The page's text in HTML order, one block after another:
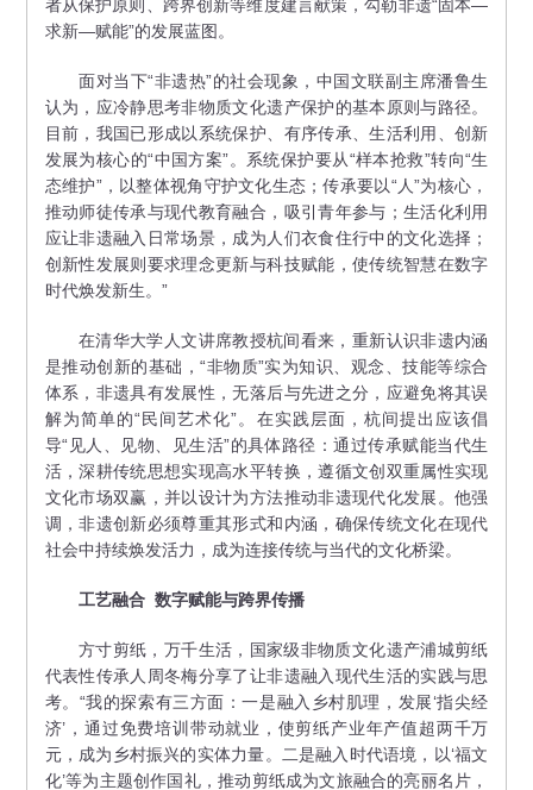
者从保护原则、跨界创新等维度建言献策，勾勒非遗“固本—
求新—赋能”的发展蓝图。
面对当下“非遗热”的社会现象，中国文联副主席潘鲁生
认为，应冷静思考非物质文化遗产保护的基本原则与路径。
目前，我国已形成以系统保护、有序传承、生活利用、创新
发展为核心的“中国方案”。系统保护要从“样本抢救”转向“生
态维护”，以整体视角守护文化生态；传承要以“人”为核心，
推动师徒传承与现代教育融合，吸引青年参与；生活化利用
应让非遗融入日常场景，成为人们衣食住行中的文化选择；
创新性发展则要求理念更新与科技赋能，使传统智慧在数字
时代焕发新生。”
在清华大学人文讲席教授杭间看来，重新认识非遗内涵
是推动创新的基础，“非物质”实为知识、观念、技能等综合
体系，非遗具有发展性，无落后与先进之分，应避免将其误
解为简单的“民间艺术化”。在实践层面，杭间提出应该倡
导“见人、见物、见生活”的具体路径：通过传承赋能当代生
活，深耕传统思想实现高水平转换，遵循文创双重属性实现
文化市场双赢，并以设计为方法推动非遗现代化发展。他强
调，非遗创新必须尊重其形式和内涵，确保传统文化在现代
社会中持续焕发活力，成为连接传统与当代的文化桥梁。
工艺融合 数字赋能与跨界传播
方寸剪纸，万千生活，国家级非物质文化遗产浦城剪纸
代表性传承人周冬梅分享了让非遗融入现代生活的实践与思
考。“我的探索有三方面：一是融入乡村肌理，发展‘指尖经
济’，通过免费培训带动就业，使剪纸产业年产值超两千万
元，成为乡村振兴的实体力量。二是融入时代语境，以‘福文
化’等为主题创作国礼，推动剪纸成为文旅融合的亮丽名片，